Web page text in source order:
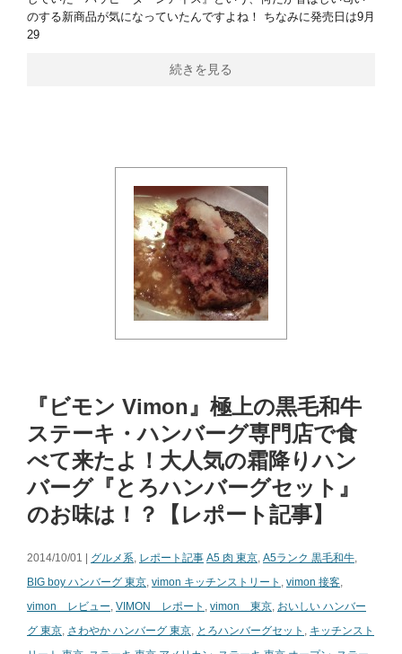
のする新商品が気になっていたんですよね！ ちなみに発売日は9月
29
続きを見る
『ビモン Vimon』極上の黒毛和牛
ステーキ・ハンバーグ専門店で食
べて来たよ！大人気の霜降りハン
バーグ『とろハンバーグセット』
のお味は！？【レポート記事】
2014/10/01 | グルメ系, レポート記事 A5 肉 東京, A5ランク 黒毛和牛,
BIG boy ハンバーグ 東京, vimon キッチンストリート , vimon 接客,
vimon レビュー, VIMON レポート , vimon 東京, おいしい ハンバー
グ 東京, さわやか ハンバーグ 東京, とろハンバーグセット , キッチンスト